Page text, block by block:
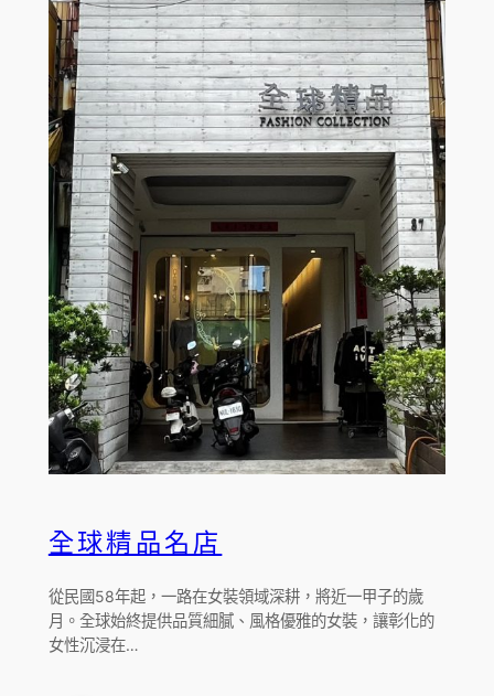
全球精品名店
從民國58年起，一路在女裝領域深耕，將近一甲子的歲
月。全球始終提供品質細膩、風格優雅的女裝，讓彰化的
女性沉浸在…